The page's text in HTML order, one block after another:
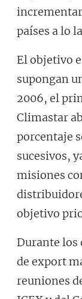
países a lo
El objetivo
supongan
2006, el
Climastar
porcentaje
sucesivos,
misiones
objetivo
Durante los
de export
reuniones